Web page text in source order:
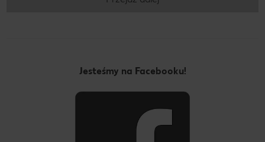
Jesteśmy na Facebooku!